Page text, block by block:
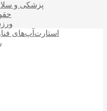
پزشکی و
استارت‌آپ‌های